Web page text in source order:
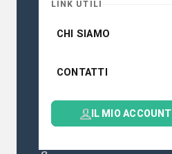
LINK UTILI
CHI SIAMO
CONTATTI
IL MIO ACCOUNT